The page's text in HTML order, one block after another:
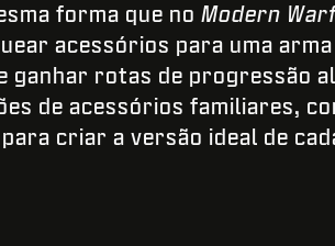
forma que no Modern
acessórios para uma
ganhar rotas de progressão
de acessórios familiares,
criar a versão ideal de